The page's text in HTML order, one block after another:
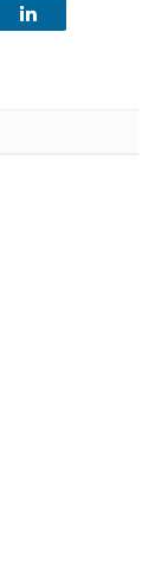
LinkedIn